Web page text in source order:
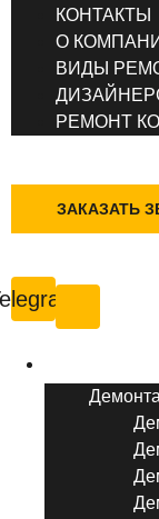
КОНТАКТЫ
О
ВИДЫ
РЕМОНТ
ЗАКАЗАТЬ